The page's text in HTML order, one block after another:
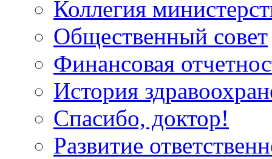
Коллегия
Общественный совет
Финансовая
История
Спасибо, доктор!
Развитие